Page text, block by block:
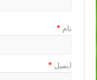
نام*
ایمیل*